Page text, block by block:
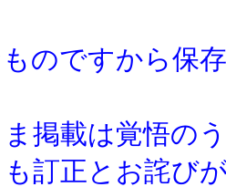
のですから保
掲載は覚悟の
訂正とお詫び